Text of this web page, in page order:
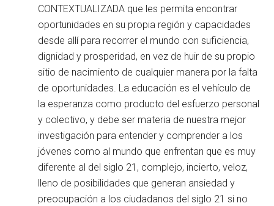
CONTEXTUALIZADA que les permita encontrar
oportunidades en su propia región y capacidades
desde allí para recorrer el mundo con suficiencia,
dignidad y prosperidad, en vez de huir de su propio
sitio de nacimiento de cualquier manera por la falta
de oportunidades. La educación es el vehículo de
la esperanza como producto del esfuerzo personal
y colectivo, y debe ser materia de nuestra mejor
investigación para entender y comprender a los
jóvenes como al mundo que enfrentan que es muy
diferente al del siglo 21, complejo, incierto, veloz,
lleno de posibilidades que generan ansiedad y
preocupación a los ciudadanos del siglo 21 si no